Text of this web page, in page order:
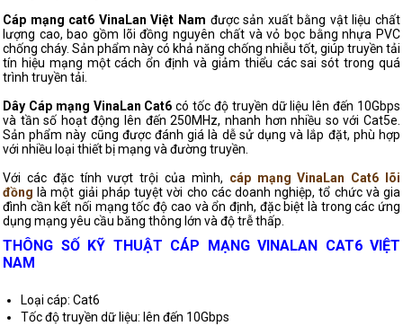
Cáp mạng cat6 VinaLan Việt Nam được sản xuất bằng vật liệu chất
lượng cao, bao gồm lõi đồng nguyên chất và vỏ bọc bằng nhựa PVC
chống cháy. Sản phẩm này có khả năng chống nhiễu tốt, giúp truyền tải
tín hiệu mạng một cách ổn định và giảm thiểu các sai sót trong quá
trình truyền tải.
Dây Cáp mạng VinaLan Cat6 có tốc độ truyền dữ liệu lên đến 10Gbps
và tần số hoạt động lên đến 250MHz, nhanh hơn nhiều so với Cat5e.
Sản phẩm này cũng được đánh giá là dễ sử dụng và lắp đặt, phù hợp
với nhiều loại thiết bị mạng và đường truyền.
Với các đặc tính vượt trội của mình, cáp mạng VinaLan Cat6 lõi
đồng là một giải pháp tuyệt vời cho các doanh nghiệp, tổ chức và gia
đình cần kết nối mạng tốc độ cao và ổn định, đặc biệt là trong các ứng
dụng mạng yêu cầu băng thông lớn và độ trễ thấp.
THÔNG SỐ KỸ THUẬT CÁP MẠNG VINALAN CAT6 VIỆT
NAM
Loại cáp: Cat6
Tốc độ truyền dữ liệu: lên đến 10Gbps